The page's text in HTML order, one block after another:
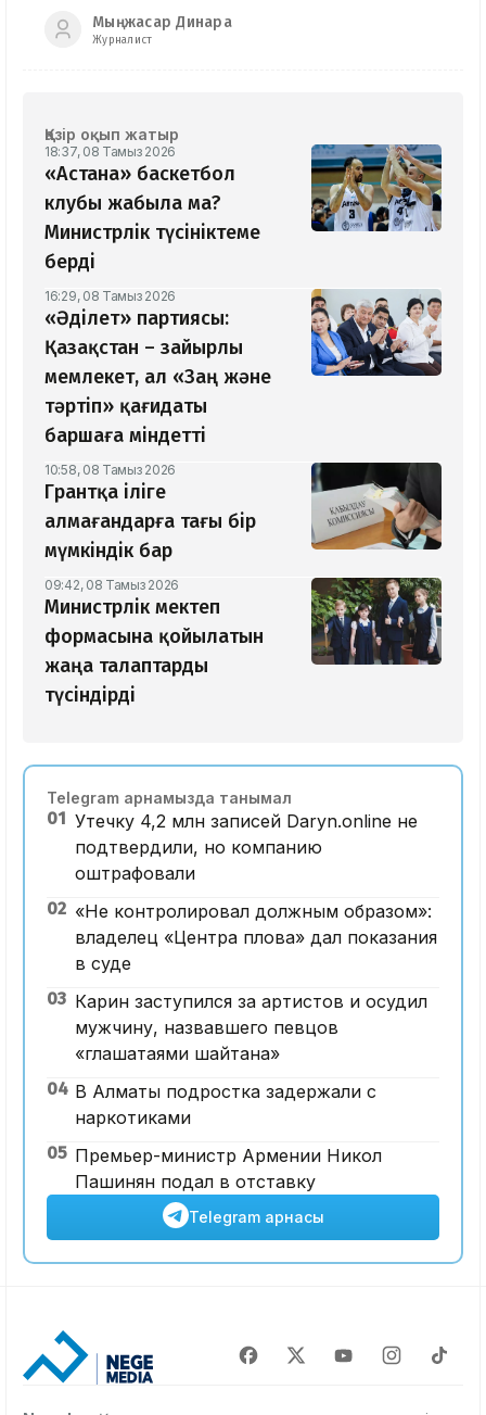
Мыңжасар Динара
Журналист
Қазір оқып жатыр
18:37, 08 Тамыз 2026
«Астана» баскетбол
клубы жабыла ма?
Министрлік түсініктеме
берді
16:29, 08 Тамыз 2026
«Әділет» партиясы:
Қазақстан – зайырлы
мемлекет, ал «Заң және
тәртіп» қағидаты
баршаға міндетті
10:58, 08 Тамыз 2026
Грантқа іліге
алмағандарға тағы бір
мүмкіндік бар
09:42, 08 Тамыз 2026
Министрлік мектеп
формасына қойылатын
жаңа талаптарды
түсіндірді
Telegram арнамызда танымал
01 Утечку 4,2 млн записей Daryn.online не
подтвердили, но компанию
оштрафовали
02 «Не контролировал должным образом»:
владелец «Центра плова» дал показания
в суде
03 Карин заступился за артистов и осудил
мужчину, назвавшего певцов
«глашатаями шайтана»
04 В Алматы подростка задержали с
наркотиками
05 Премьер-министр Армении Никол
Пашинян подал в отставку
Telegram арнасы